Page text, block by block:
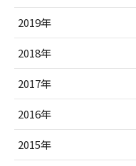
2019年
2018年
2017年
2016年
2015年